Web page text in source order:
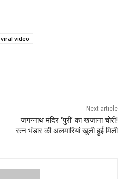
viral video
Next article
जगन्नाथ मंदिर ‘पुरी’ का खजाना चोरी!
रत्न भंडार की अलमारियां खुली हुई मिली